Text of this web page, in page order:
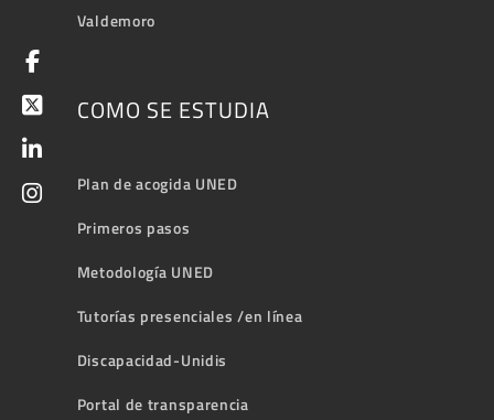
Valdemoro
COMO SE ESTUDIA
Plan de acogida UNED
Primeros pasos
Metodología UNED
Tutorías presenciales /en línea
Discapacidad-Unidis
Portal de transparencia